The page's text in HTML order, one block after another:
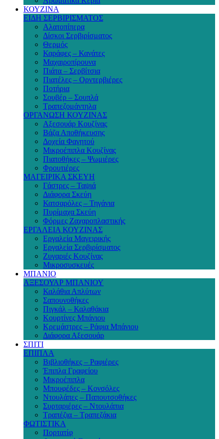
ΚΟΥΖΙΝΑ
ΕΙΔΗ ΣΕΡΒΙΡΙΣΜΑΤΟΣ
Αλατοπίπερα
Δίσκοι Σερβιρίσματος
Θερμός
Καράφες – Κανάτες
Μαχαιροπίρουνα
Πιάτα – Σερβίτσια
Πιατέλες – Ορντερβιέρες
Ποτήρια
Σουβέρ – Σουπλά
Τραπεζομάντηλα
ΟΡΓΑΝΩΣΗ ΚΟΥΖΙΝΑΣ
Αξεσουάρ Κουζίνας
Βάζα Αποθήκευσης
Δοχεία Φαγητού
Μικροέπιπλα Κουζίνας
Πιατοθήκες – Ψωμιέρες
Φρουτιέρες
ΜΑΓΕΙΡΙΚΑ ΣΚΕΥΗ
Γάστρες – Ταψιά
Διάφορα Σκεύη
Κατσαρόλες – Τηγάνια
Πυρίμαχα Σκεύη
Φόρμες Ζαχαροπλαστικής
ΕΡΓΑΛΕΙΑ ΚΟΥΖΙΝΑΣ
Εργαλεία Μαγειρικής
Εργαλεία Σερβιρίσματος
Ζυγαριές Κουζίνας
Μικροσυσκευές
ΜΠΑΝΙΟ
ΑΞΕΣΟΥΑΡ ΜΠΑΝΙΟΥ
Καλάθια Απλύτων
Σαπουνοθήκες
Πιγκάλ – Καλαθάκια
Κουρτίνες Μπάνιου
Κρεμάστρες – Ράφια Μπάνιου
Διάφορα Αξεσουάρ
ΣΠΙΤΙ
ΕΠΙΠΛΑ
Βιβλιοθήκες – Ραφιέρες
Έπιπλα Γραφείου
Μικροέπιπλα
Μπουφέδες – Κονσόλες
Ντουλάπες – Παπουτσοθήκες
Συρταριέρες – Ντουλάπια
Τραπέζια – Τραπεζάκια
ΦΩΤΙΣΤΙΚΑ
Πορτατίφ